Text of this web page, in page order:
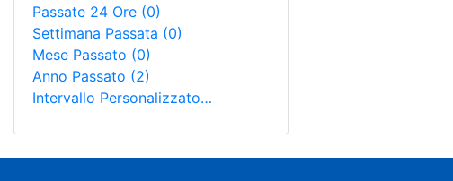
Passate 24 Ore (0)
Settimana Passata (0)
Mese Passato (0)
Anno Passato (2)
Intervallo Personalizzato…